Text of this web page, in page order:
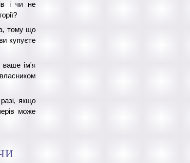
і чи не
тому що
купуєте
ваше ім'я
якщо
може